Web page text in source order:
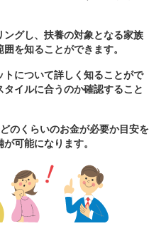
グし、扶養の対象となる家族
を知ることができます。
について詳しく知ることがで
イルに合うのか確認すること
のくらいのお金が必要か目安を
可能になります。